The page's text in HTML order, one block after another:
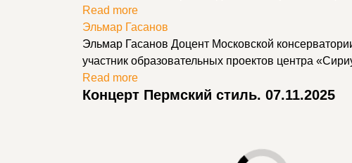
Read more
Эльмар Гасанов
Эльмар Гасанов Доцент Московской
участник образовательных проектов центра
Read more
Концерт Пермский стиль. 07.11.2025